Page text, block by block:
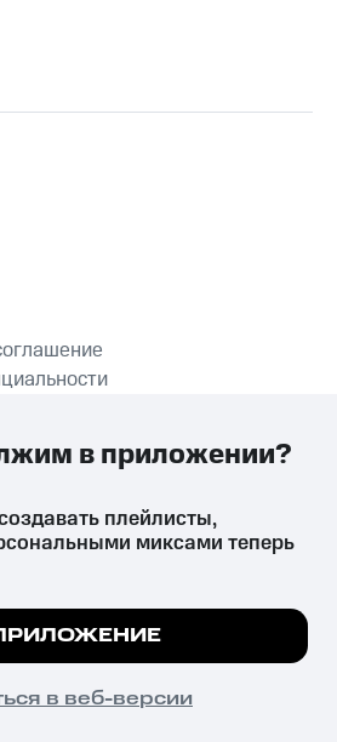
ПРИЛОЖЕНИЕ
аналогов причиняет вред здоровью,
и влечёт установленную
чтобы на сайте все
ПОНЯТНО
плейлисты,
миксами теперь
в веб-версии